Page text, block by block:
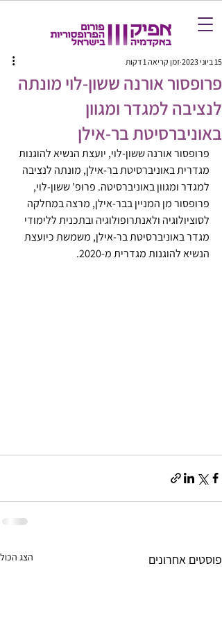
פרופסור אורנה ששון-לוי מונתה
לנציבה למגדר ומגוון
באוניברסיטת בר-אילן
15 ביוני 2023 זמן קריאה 1 דקות
פרופסור אורנה ששון-לוי, יועצת הנשיא להוגנות
מגדרית באוניברסיטת בר-אילן, מונתה לנציבה
למגדר ומגוון באוניברסיטה. פרופ' ששון-לוי,
פרופסור מן המניין בבר-אילן, מרצה במחלקה
לסוציולוגיה ולאנתרופולוגיה ובתכנית ללימודי
מגדר באוניברסיטת בר-אילן, משמשת כיועצת
הנשיא להוגנות מגדרית מ-2020.
פוסטים אחרונים הצג הכול